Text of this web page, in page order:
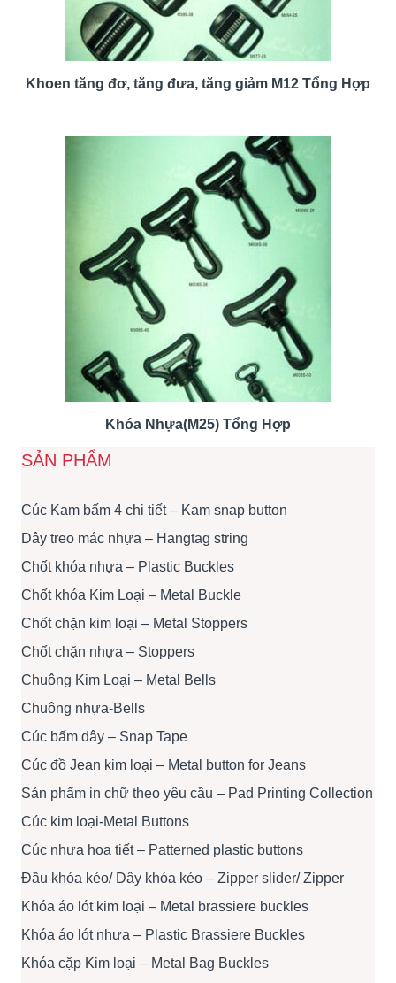
Khoen tăng đơ, tăng đưa, tăng giảm M12 Tổng Hợp
Khóa Nhựa(M25) Tổng Hợp
SẢN PHẨM
Cúc Kam bấm 4 chi tiết – Kam snap button
Dây treo mác nhựa – Hangtag string
Chốt khóa nhựa – Plastic Buckles
Chốt khóa Kim Loại – Metal Buckle
Chốt chặn kim loại – Metal Stoppers
Chốt chặn nhựa – Stoppers
Chuông Kim Loại – Metal Bells
Chuông nhựa-Bells
Cúc bấm dây – Snap Tape
Cúc đồ Jean kim loại – Metal button for Jeans
Sản phẩm in chữ theo yêu cầu – Pad Printing Collection
Cúc kim loại-Metal Buttons
Cúc nhựa họa tiết – Patterned plastic buttons
Đầu khóa kéo/ Dây khóa kéo – Zipper slider/ Zipper
Khóa áo lót kim loại – Metal brassiere buckles
Khóa áo lót nhựa – Plastic Brassiere Buckles
Khóa cặp Kim loại – Metal Bag Buckles